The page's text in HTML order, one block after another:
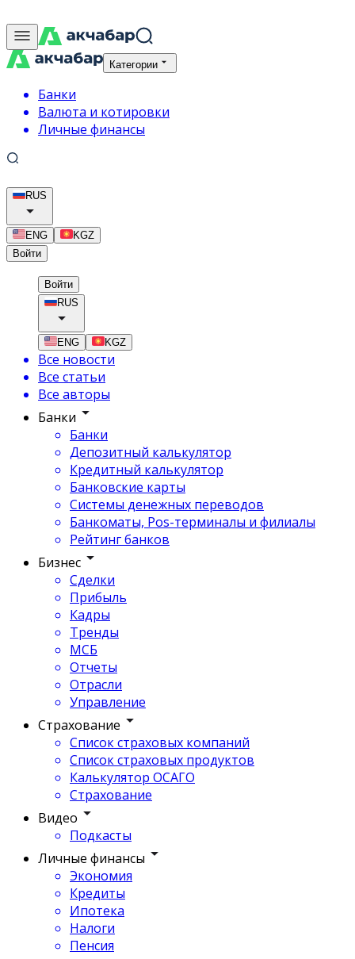
Категории
Банки
Валюта и котировки
Личные финансы
RUS
ENG
KGZ
Войти
Войти
RUS
ENG KGZ
Все новости
Все статьи
Все авторы
Банки
Банки
Депозитный калькулятор
Кредитный калькулятор
Банковские карты
Системы денежных переводов
Банкоматы, Pos-терминалы и филиалы
Рейтинг банков
Бизнес
Сделки
Прибыль
Кадры
Тренды
МСБ
Отчеты
Отрасли
Управление
Страхование
Список страховых компаний
Список страховых продуктов
Калькулятор ОСАГО
Страхование
Видео
Подкасты
Личные финансы
Экономия
Кредиты
Ипотека
Налоги
Пенсия